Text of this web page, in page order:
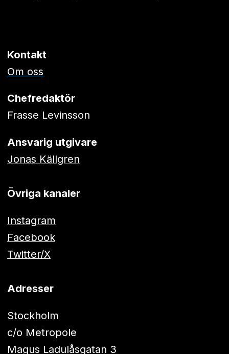
Kontakt
Om oss
Chefredaktör
Frasse Levinsson
Ansvarig utgivare
Jonas Källgren
Övriga kanaler
Instagram
Facebook
Twitter/X
Adresser
Stockholm
c/o Metropole
Magus Ladulåsgatan 3